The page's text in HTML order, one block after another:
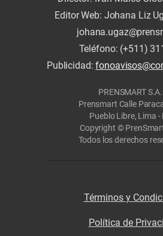
Editor Web: Johana Liz
Teléfono: (+511)
Publicidad:
PRENSMART
Prensmart Calle
Pueblo Libre, Lima -
Copyright ©
Todos los derechos
Términos y
Política de